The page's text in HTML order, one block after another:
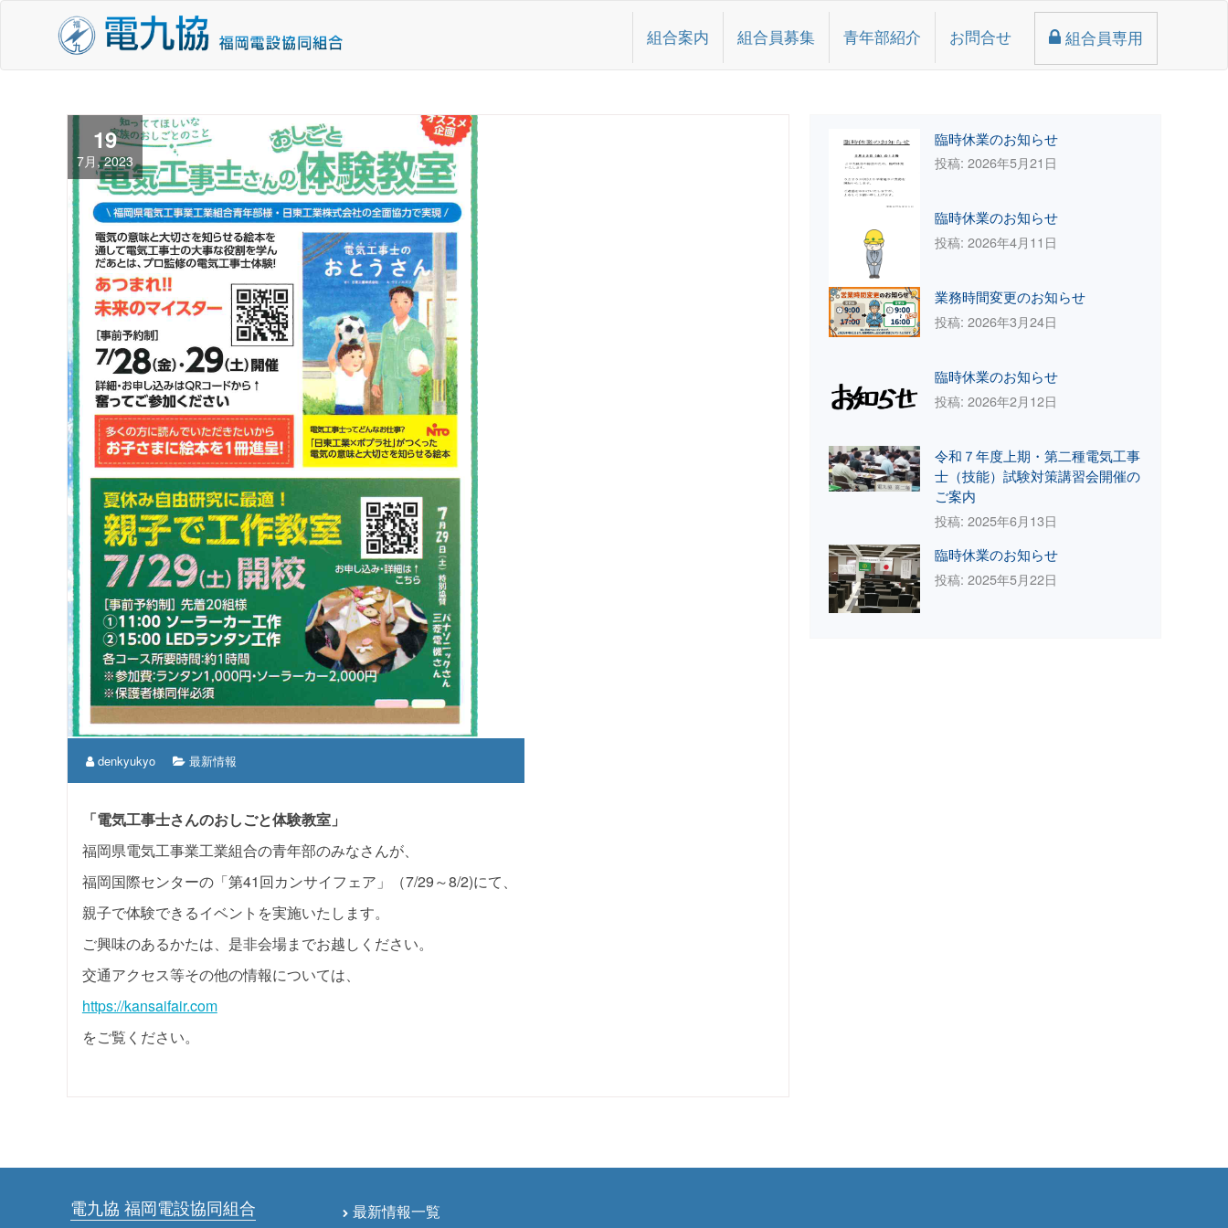
ン
組合案内 組合員募集 青年部紹介 お問合せ 組合員専用
19
7月, 2023
denkyukyo 最新情報
「電気工事士さんのおしごと体験教室」
福岡県電気工事業工業組合の青年部のみなさんが、
福岡国際センターの「第41回カンサイフェア」（7/29～8/2)にて、
親子で体験できるイベントを実施いたします。
ご興味のあるかたは、是非会場までお越しください。
交通アクセス等その他の情報については、
https://kansaifair.com
をご覧ください。
臨時休業のお知らせ
投稿: 2026年5月21日
臨時休業のお知らせ
投稿: 2026年4月11日
業務時間変更のお知らせ
投稿: 2026年3月24日
臨時休業のお知らせ
投稿: 2026年2月12日
令和７年度上期・第二種電気工事
士（技能）試験対策講習会開催の
ご案内
投稿: 2025年6月13日
臨時休業のお知らせ
投稿: 2025年5月22日
電九協 福岡電設協同組合 最新情報一覧